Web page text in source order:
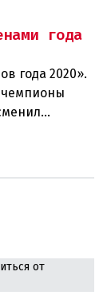
года
года 2020».
в